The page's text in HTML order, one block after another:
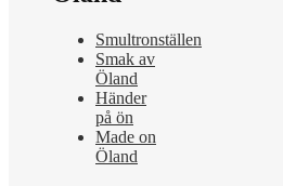
Smultronställen
Smak av
Öland
Händer
på ön
Made on
Öland